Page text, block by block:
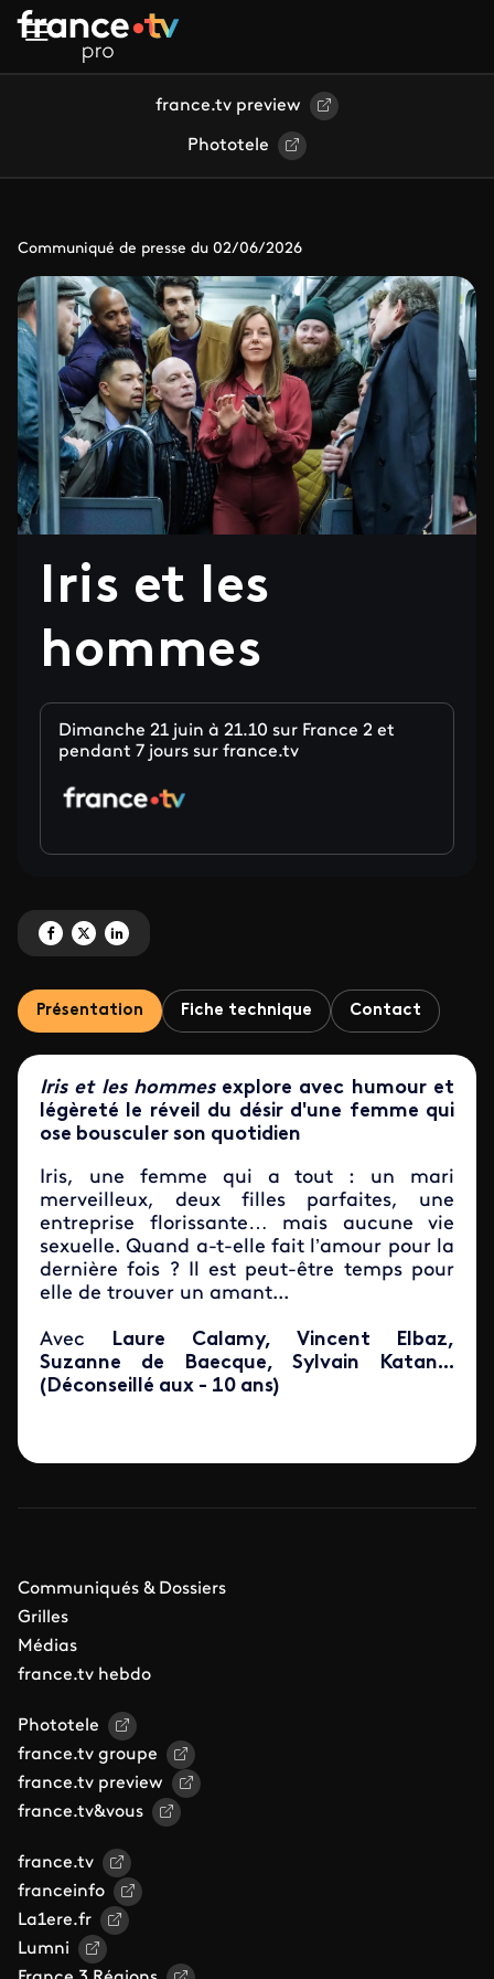
Aller au contenu principal
france.tv preview
Phototele
Communiqué de presse du 02/06/2026
Iris et les
hommes
Dimanche 21 juin à 21.10 sur France 2 et
pendant 7 jours sur france.tv
Partagez 'Iris et les hommes ' sur Facebook
Partagez 'Iris et les hommes ' sur X
Partagez 'Iris et les hommes ' sur LinkedIn
Présentation Fiche technique Contact
Iris et les hommesexplore avec humour et
légèreté le réveil du désir d'une femme qui
ose bousculer son quotidien
Iris, une femme qui a tout : un mari
merveilleux, deux filles parfaites, une
entreprise florissante… mais aucune vie
sexuelle. Quand a-t-elle fait l’amour pour la
dernière fois ? Il est peut-être temps pour
elle de trouver un amant...
Avec Laure Calamy, Vincent Elbaz,
Suzanne de Baecque, Sylvain Katan...
(Déconseillé aux - 10 ans)
Communiqués & Dossiers
Grilles
Médias
france.tv hebdo
Phototele
france.tv groupe
france.tv preview
france.tv&vous
france.tv
franceinfo
La1ere.fr
Lumni